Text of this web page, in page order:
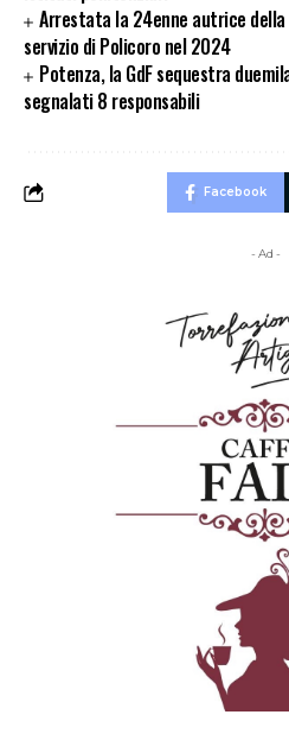
Arrestata la 24enne autrice
servizio di Policoro nel 2024
Potenza, la GdF sequestra
segnalati 8 responsabili
Facebook
- Ad -